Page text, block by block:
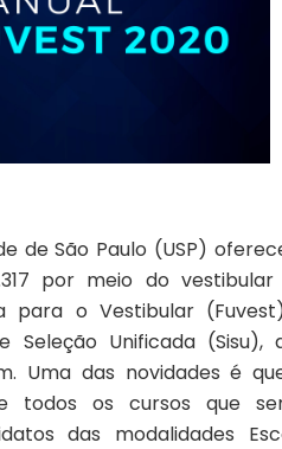
de São Paulo (USP)
por meio do
para o Vestibular
Seleção Unificada (Sisu),
Uma das novidades é
todos os cursos que
das modalidades